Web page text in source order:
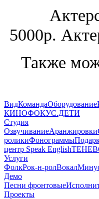
5000р.
Также
ВидКомандаОборудование
КИНОФОКУС.ДЕТИ
Студия
ОзвучиваниеАранжировки
роликиФонограммы
центр Speak English
Услуги
ФолкРок-н-ролВокал
Демо
Песни фронтовые
Проекты